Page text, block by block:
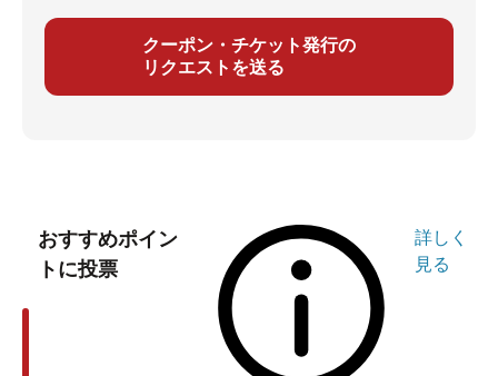
クーポン・チケット発行の
リクエストを送る
おすすめポイン
トに投票
詳しく
見る